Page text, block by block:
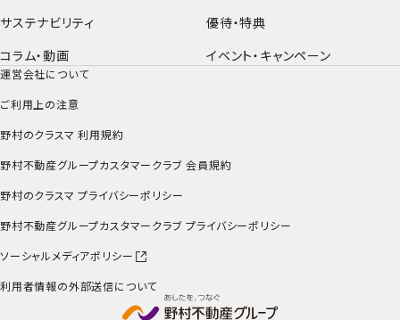
サステナビリティ
優待・特典
コラム・動画
イベント・ キャンペーン
運営会社について
ご利用上の注意
野村のクラスマ 利用規約
野村不動産グループカスタマークラブ 会員規約
野村のクラスマ プライバシーポリシー
野村不動産グループカスタマークラブ プライバシーポリシー
ソーシャルメディアポリシー
利用者情報の外部送信について